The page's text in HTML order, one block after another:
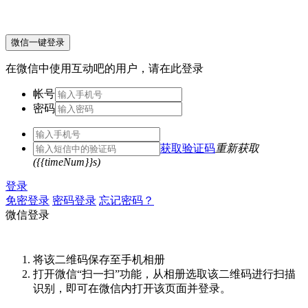
微信一键登录
在微信中使用互动吧的用户，请在此登录
帐号
密码
获取验证码重新获取
({{timeNum}}s)
登录
免密登录 密码登录 忘记密码？
微信登录
将该二维码保存至手机相册
打开微信“扫一扫”功能，从相册选取该二维码进行扫描
识别，即可在微信内打开该页面并登录。